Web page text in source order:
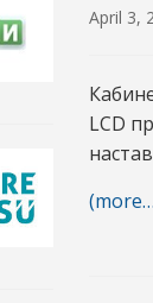
April 3,
LCD